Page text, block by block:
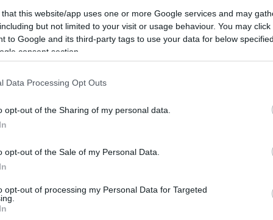
that this website/app uses one or more Google services and may
but not limited to your visit or usage behaviour. You may
to Google and its third-party tags to use your data for below
consent section.
Data Processing Opt Outs
opt-out of the Sharing of my personal data.
opt-out of the Sale of my Personal Data.
opt-out of processing my Personal Data for Targeted
jelzés érkezett arra, hogy az új burkolat
akkreditált szervezetet bízott
vizsgálta meg az útfelületet.
egyenetlenségét, nyomvályúsodását és
IRI (International Roughness
kap a kivitelező